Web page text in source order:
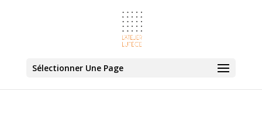
Sélectionner Une Page